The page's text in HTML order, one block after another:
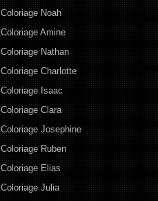
Coloriage Noah
Coloriage Amine
Coloriage Nathan
Coloriage Charlotte
Coloriage Isaac
Coloriage Clara
Coloriage Josephine
Coloriage Ruben
Coloriage Elias
Coloriage Julia